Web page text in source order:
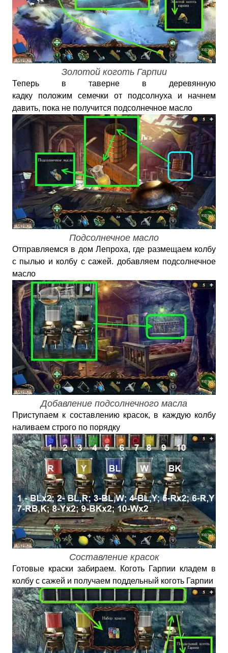
Золотой коготь Гарпии
Теперь в таверне в деревянную
кадку положим семечки от подсолнуха и начнем
давить, пока не получится подсолнечное масло
Подсолнечное масло
Отправляемся в дом Лепроха, где размещаем колбу
с пылью и колбу с сажей. добавляем подсолнечное
масло
Добавление подсолнечного масла
Приступаем к составлению красок, в каждую колбу
наливаем строго по порядку
Составление красок
Готовые краски забираем. Коготь Гарпии кладем в
колбу с сажей и получаем поддельный коготь Гарпии